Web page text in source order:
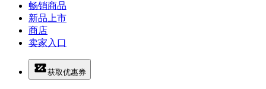
畅销商品
新品上市
商店
卖家入口
获取优惠券